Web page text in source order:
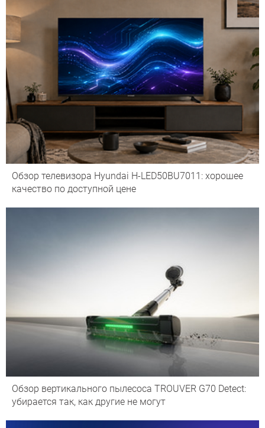
Обзор телевизора Hyundai H-LED50BU7011: хорошее
качество по доступной цене
Обзор вертикального пылесоса TROUVER G70 Detect:
убирается так, как другие не могут